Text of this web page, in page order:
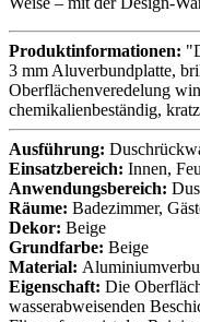
Produktinformationen:
3 mm Aluverbundplatte,
Oberflächenveredelung
chemikalienbeständig,
Ausführung:
Einsatzbereich: Innen,
Anwendungsbereich:
Räume: Badezimmer,
Dekor: Beige
Grundfarbe: Beige
Material:
Eigenschaft: Die
wasserabweisenden